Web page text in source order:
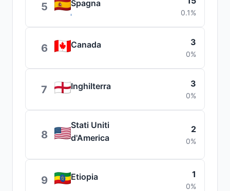
5 Spagna
0.1%
6 Canada 3
0%
7 Inghilterra 3
0%
8
Stati Uniti
d'America
2
0%
9 Etiopia 1
0%